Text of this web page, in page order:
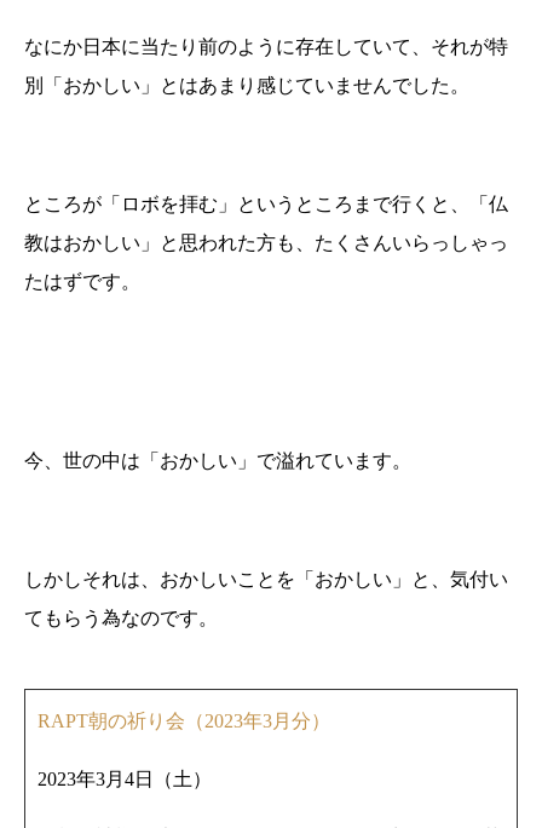
なにか日本に当たり前のように存在していて、それが特
別「おかしい」とはあまり感じていませんでした。
ところが「ロボを拝む」というところまで行くと、「仏
教はおかしい」と思われた方も、たくさんいらっしゃっ
たはずです。
今、世の中は「おかしい」で溢れています。
しかしそれは、おかしいことを「おかしい」と、気付い
てもらう為なのです。
RAPT朝の祈り会（2023年3月分）
2023年3月4日（土）